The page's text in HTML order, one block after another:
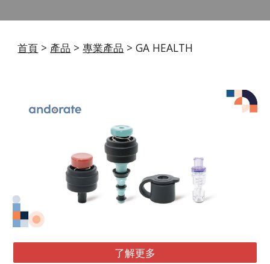
首頁 > 產品 >專業產品 > GA HEALTH
了解更多